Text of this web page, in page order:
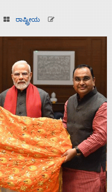
ರಾಷ್ಟ್ರೀಯ